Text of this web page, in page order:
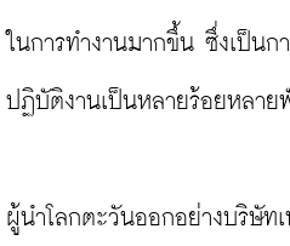
ในการทำงานมากขึ้น ซึ่งเป็น
ปฏิบัติงานเป็นหลายร้อยหลาย
ผู้นำโลกตะวันออกอย่างบริษัท